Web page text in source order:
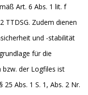
Art. 6 Abs. 1 lit. f
TTDSG. Zudem dienen
und -stabilität
für die
bzw. der Logfiles ist
25 Abs. 1 S. 1, Abs. 2 Nr.